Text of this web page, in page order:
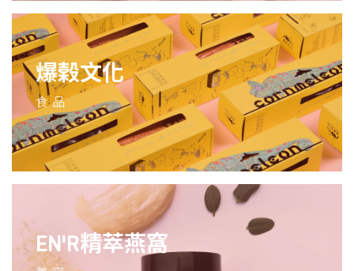
爆榖文化
食品
EN'R精萃燕窩